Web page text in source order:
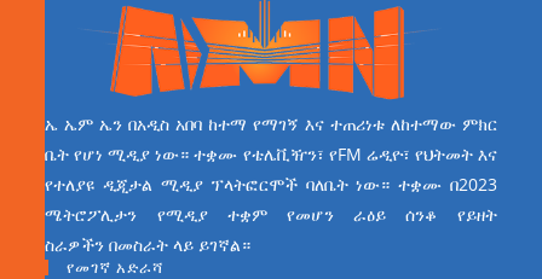
ኤ ኤም ኤን በአዲስ አበባ ከተማ የማገኝ እና ተጠሪነቱ ለከተማው ምክር
ቤት የሆነ ሚዲያ ነው። ተቋሙ የቴሌቪዥን፣ የFM ሬዲዮ፣ የህትመት እና
የተለያዩ ዲጂታል ሚዲያ ፕላትፎርሞች ባለቤት ነው። ተቋሙ በ2023
ሜትሮፖሊታን የሚዲያ ተቋም የመሆን ራዕይ ሰንቆ የይዘት
ስራዎችን በመስራት ላይ ይገኛል።
የመገኛ አድራሻ